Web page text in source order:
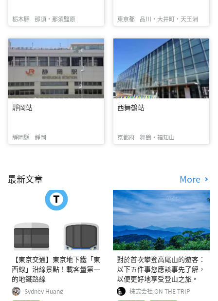
栃木縣 那須・那須鹽原 東京都 品川・大井町・天王洲
靜岡站
靜岡縣 靜岡
西舞鶴站
京都府 舞鶴・福知山
最新文章 More
【東京交通】東京地下鐵「東
西線」沿線景點！載客量第一
的地鐵路線
Sydney Huang
對於首次攀登高尾山的遊客：
以下五件事您應該事先了解，
以便更好地享受登山之旅。
株式会社 ON THE TRIP